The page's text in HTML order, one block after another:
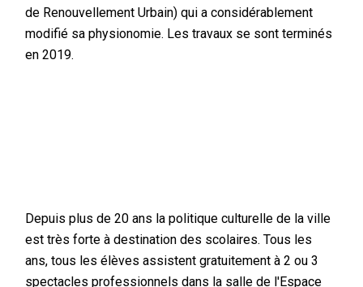
de Renouvellement Urbain) qui a considérablement
modifié sa physionomie. Les travaux se sont terminés
en 2019.
Depuis plus de 20 ans la politique culturelle de la ville
est très forte à destination des scolaires. Tous les
ans, tous les élèves assistent gratuitement à 2 ou 3
spectacles professionnels dans la salle de l'Espace